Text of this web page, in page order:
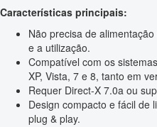
Características principais:
Não precisa de
e a utilização.
Compatível com os
XP, Vista, 7 e 8, tanto em
Requer Direct-X 7.0a ou
Design compacto e fácil de
plug & play.